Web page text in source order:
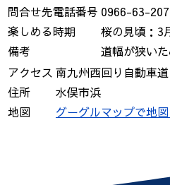
問合せ先電話番号 0966-63-
楽しめる時期
桜の見頃：3
備考
道幅が狭い
アクセス 南九州西回り自動車
住所
水俣市浜
地図
グーグルマップで地